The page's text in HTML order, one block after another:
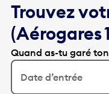
Trouvez
(Aérogares
Quand as-tu garé
Date d’entrée